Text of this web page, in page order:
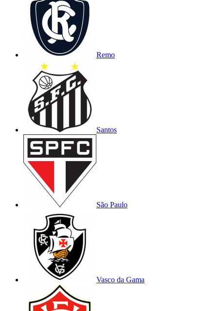
Remo
Santos
São Paulo
Vasco da Gama